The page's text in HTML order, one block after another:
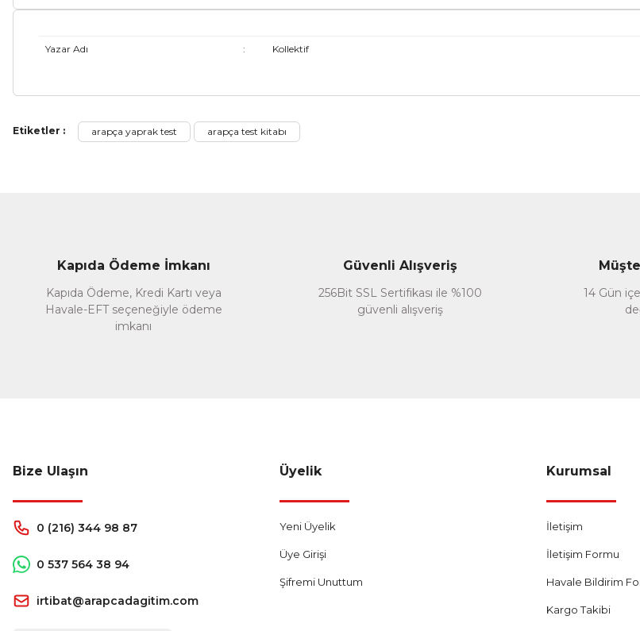
Yazar Adı : Kollektif
Bu ürünün fiyat bilgisi, resim, ürün açıklamalarında ve diğer konularda yetersiz gördüğünüz noktaları öneri formunu
Görüş ve önerileriniz için teşekkür ederiz.
Bu ürüne benzer farklı alternatifler olmalı.
Etiketler : arapça yaprak test arapça test kitabı
Kapıda Ödeme İmkanı
Kapıda Ödeme, Kredi Kartı veya
Havale-EFT seçeneğiyle ödeme
imkanı
Güvenli Alışveriş
256Bit SSL Sertifikası ile %100
güvenli alışveriş
14 Gün
Bize Ulaşın
0 (216) 344 98 87
0 537 564 38 94
irtibat@arapcadagitim.com
Üyelik
Yeni Üyelik
Üye Girişi
Şifremi Unuttum
Kurumsal
İletişim
İletişim Formu
Havale Bildirim
Kargo Takibi